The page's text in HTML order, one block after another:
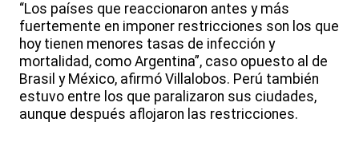
“Los países que reaccionaron antes y más
fuertemente en imponer restricciones son los que
hoy tienen menores tasas de infección y
mortalidad, como Argentina”, caso opuesto al de
Brasil y México, afirmó Villalobos. Perú también
estuvo entre los que paralizaron sus ciudades,
aunque después aflojaron las restricciones.